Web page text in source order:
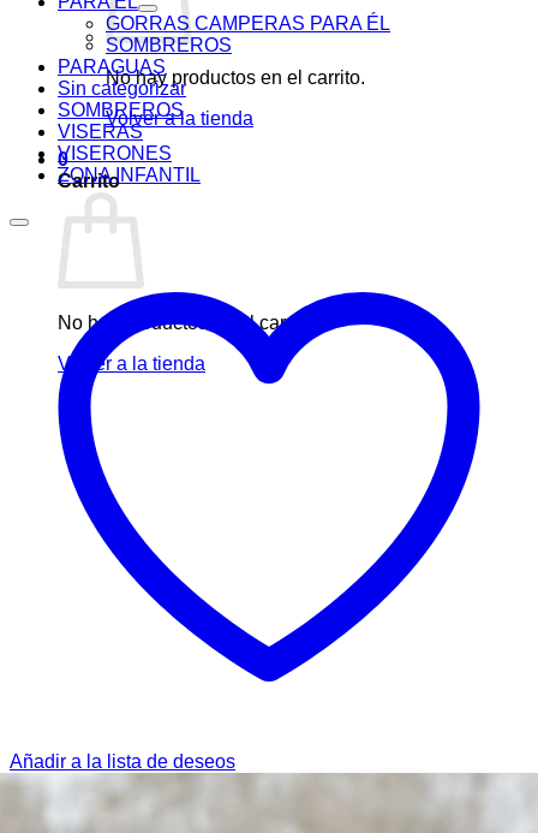
No hay productos en el carrito.
Volver a la tienda
0
Carrito
No hay productos en el carrito.
Volver a la tienda
GORRAS CAMPERAS PARA ÉL
SOMBREROS
PARAGUAS
Sin categorizar
SOMBREROS
VISERAS
VISERONES
ZONA INFANTIL
Añadir a la lista de deseos